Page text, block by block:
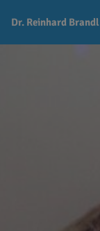
Dr. Reinhard Brandl